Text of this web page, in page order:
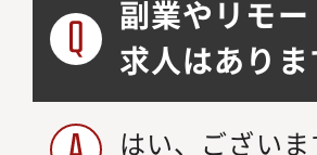
副業やリモ
求人はありま
はい、ござい